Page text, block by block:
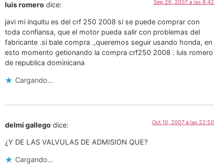
luis romero dice: Sep 26, 2007 a las 8:42
javi mi inquitu es del crf 250 2008 si se puede comprar con
toda confiansa, que el motor pueda salir con problemas del
fabricante .si bale compra .,queremos seguir usando honda, en
esto momento getionando la compra crf250 2008 . luis romero
de republica dominicana
Cargando...
delmi gallego dice: Oct 10, 2007 a las 22:50
¿Y DE LAS VALVULAS DE ADMISION QUE?
Cargando...